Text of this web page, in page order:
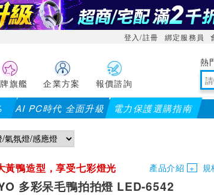
登入/註冊 綁定服務員
旗艦 企業方案 報價諮詢
境
AI PC時代 全面升級 電力保護選購指南【PX大
黃鴨造型，享受七彩燈光
產品介紹 規
多彩呆毛鴨拍拍燈 LED-6542